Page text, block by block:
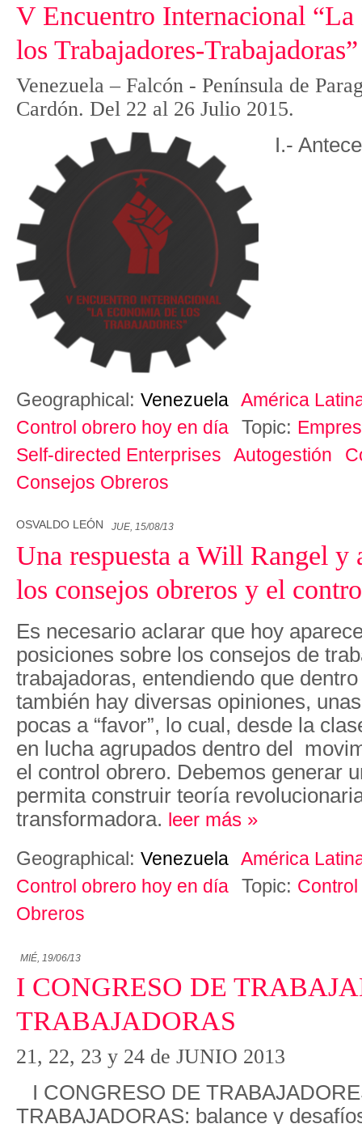
V Encuentro Internacional “La
los Trabajadores-Trabajadoras”
Venezuela – Falcón - Península de
Cardón. Del 22 al 26 Julio 2015.
I.-
Geographical: Venezuela América
Control obrero hoy en día
Topic:
Self-directed Enterprises
Autogestión
Consejos Obreros
OSVALDO LEÓN JUE, 15/08/13
Una respuesta a Will Rangel y
los consejos obreros y el
Es necesario aclarar que hoy
posiciones sobre los consejos de
trabajadoras, entendiendo que
también hay diversas opiniones,
pocas a “favor”, lo cual, desde la
en lucha agrupados dentro del
el control obrero. Debemos generar
permita construir teoría
transformadora. leer más »
Geographical: Venezuela América
Control obrero hoy en día
Topic:
Obreros
MIÉ, 19/06/13
I CONGRESO DE
TRABAJADORAS
21, 22, 23 y 24 de JUNIO 2013
I CONGRESO DE
TRABAJADORAS: balance y